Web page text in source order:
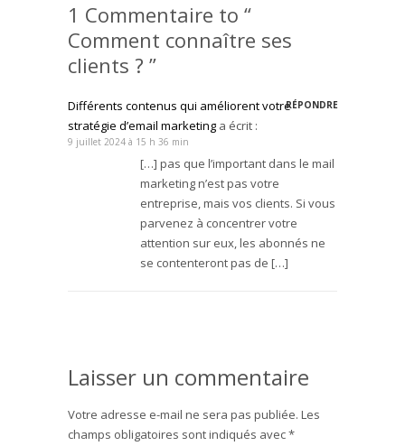
1 Commentaire to “
Comment connaître ses
clients ? ”
Différents contenus qui améliorent votre
stratégie d’email marketing a écrit :
RÉPONDRE
9 juillet 2024 à 15 h 36 min
[…] pas que l’important dans le mail
marketing n’est pas votre
entreprise, mais vos clients. Si vous
parvenez à concentrer votre
attention sur eux, les abonnés ne
se contenteront pas de […]
Laisser un commentaire
Votre adresse e-mail ne sera pas publiée. Les
champs obligatoires sont indiqués avec*